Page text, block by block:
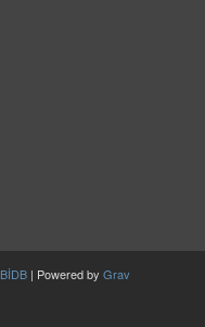
BİDB | Powered by Grav